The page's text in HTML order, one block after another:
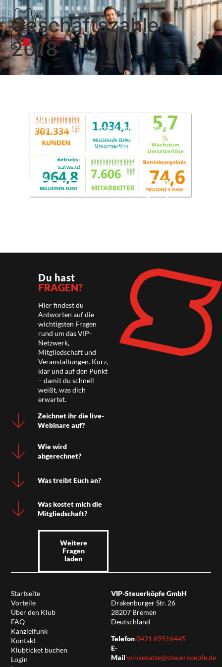
Geschäftszahlen
2018
2018
Vorstandsvorsitzende Robert Mayr und seine
Kollegin Diana Windmeißer (Finanzvorstand)
präsentierten heute in einer Telefonkonferenz die
vorläufigen Geschäftszahlen 2018: Umsatzmilliarde
geknackt und auch sonst positive Zahlen von der
Datev. …
Weiterlesen
Du hast
FRAGEN?
Hier findest du
Antworten auf die
wichtigsten Fragen
rund um das VIP-
Netzwerk,
Mitgliedschaft und
Veranstaltungen. Kurz,
klar und auf den Punkt
– damit du schnell
weißt, was dich
erwartet.
Zeichnet ihr die live-
Webinare auf?
Wie wird
abgerechnet?
Was treibt Euch an?
Was kostet mich die
Mitgliedschaft?
Weitere
Fragen
laden
Startseite
Vorteile
Über den Klub
FAQ
Kanzleifunk
Kontakt
Klubticket buchen
Login
VIP-Steuerköpfe GmbH
Drakenburger Str. 26
28207 Bremen
Deutschland
Telefon0421 69516445
E-
Mail winkekatze@steuerkoepfe.de